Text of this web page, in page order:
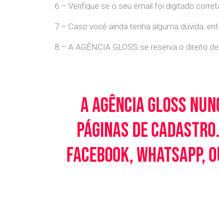
6 – Verifique se o seu email foi digitado
7 – Caso você ainda tenha alguma dúvida,
8 – A AGÊNCIA GLOSS se reserva o direito
A Agência Gloss
páginas de
Facebook,